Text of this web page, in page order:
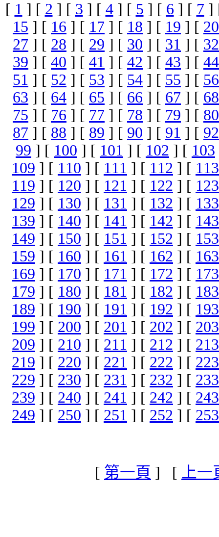
[ 1 ] [ 2 ] [ 3 ] [ 4] [ 5 ] [ 6 ] [ 7 ]
15 ] [ 16 ] [ 17 ] [ 18 ] [ 19 ] [ 20
27 ] [ 28 ] [ 29 ] [ 30 ] [ 31 ] [ 32
39 ] [ 40 ] [ 41 ] [ 42 ] [ 43 ] [ 44
51 ] [ 52 ] [ 53 ] [ 54 ] [ 55 ] [ 56
63 ] [ 64 ] [ 65 ] [ 66 ] [ 67 ] [ 68
75 ] [ 76 ] [ 77 ] [ 78 ] [ 79 ] [ 80
87 ] [ 88 ] [ 89 ] [ 90 ] [ 91 ] [ 92
99 ] [ 100 ] [ 101 ] [ 102 ] [ 103
109 ] [ 110 ] [ 111 ] [ 112 ] [ 113
119 ] [ 120 ] [ 121 ] [ 122 ] [ 123
129 ] [ 130 ] [ 131 ] [ 132 ] [ 133
139 ] [ 140 ] [ 141 ] [ 142 ] [ 143
149 ] [ 150 ] [ 151 ] [ 152 ] [ 153
159 ] [ 160 ] [ 161 ] [ 162 ] [ 163
169 ] [ 170 ] [ 171 ] [ 172 ] [ 173
179 ] [ 180 ] [ 181 ] [ 182 ] [ 183
189 ] [ 190 ] [ 191 ] [ 192 ] [ 193
199 ] [ 200 ] [ 201 ] [ 202 ] [ 203
209 ] [ 210 ] [ 211 ] [ 212 ] [ 213
219 ] [ 220 ] [ 221 ] [ 222 ] [ 223
229 ] [ 230 ] [ 231 ] [ 232 ] [ 233
239 ] [ 240 ] [ 241 ] [ 242 ] [ 243
249 ] [ 250 ] [ 251 ] [ 252 ] [ 253
[ 第一頁 ] [ 上一